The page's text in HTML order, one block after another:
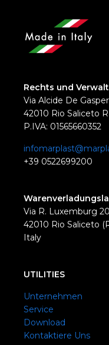
Rechts und
Via Alcide De
42010 Rio Saliceto
P.IVA: 01565660352
+39 0522699200
Via R. Luxemburg
42010 Rio Saliceto
Italy
UTILITIES
Unternehmen
Service
Download
Kontaktiere Uns